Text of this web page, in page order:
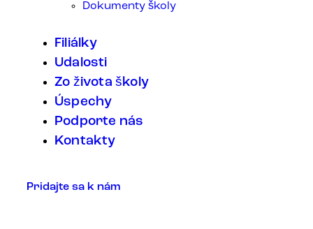
Dokumenty školy
Filiálky
Udalosti
Zo života školy
Úspechy
Podporte nás
Kontakty
Pridajte sa k nám